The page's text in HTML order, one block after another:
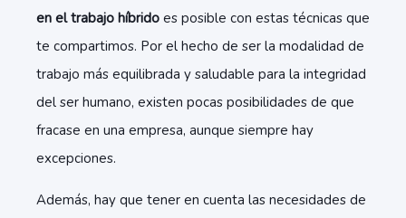
en el trabajo híbrido es posible con estas técnicas que
te compartimos. Por el hecho de ser la modalidad de
trabajo más equilibrada y saludable para la integridad
del ser humano, existen pocas posibilidades de que
fracase en una empresa, aunque siempre hay
excepciones.
Además, hay que tener en cuenta las necesidades de